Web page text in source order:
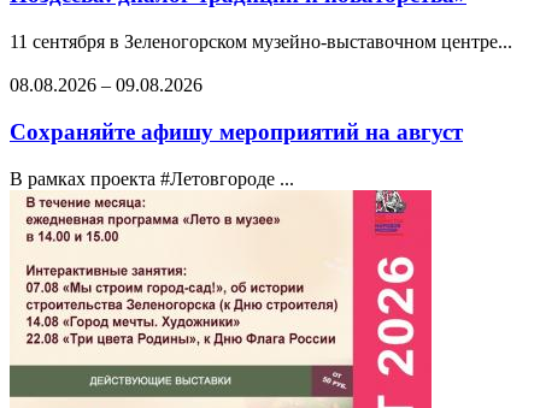
11 сентября в Зеленогорском музейно-выставочном центре...
08.08.2026 – 09.08.2026
Сохраняйте афишу мероприятий на август
В рамках проекта #Летовгороде ...